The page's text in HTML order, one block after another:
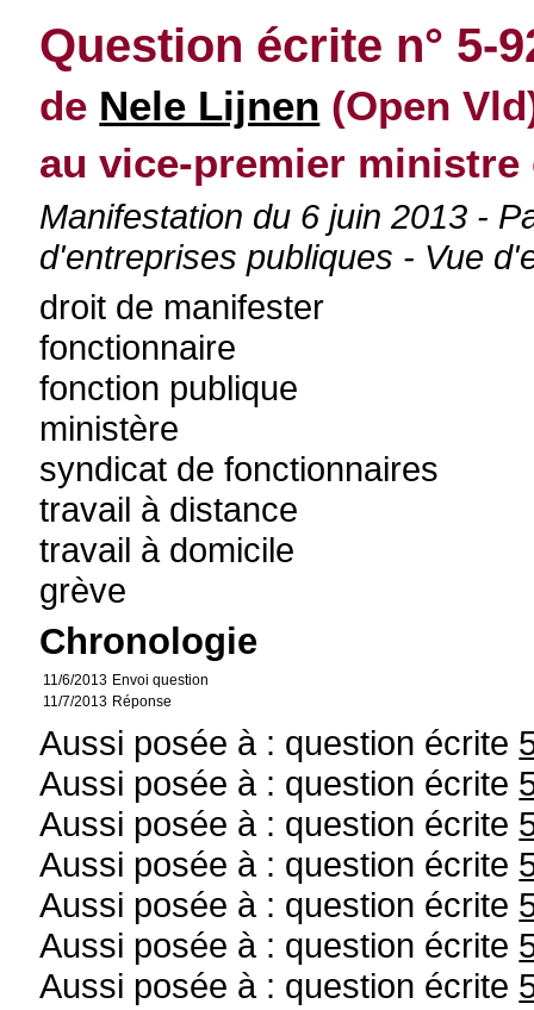
Question écrite n° 5-
de Nele Lijnen (Open
au vice-premier
Manifestation du 6 juin 2013 -
d'entreprises publiques - Vue
droit de manifester
fonctionnaire
fonction publique
ministère
syndicat de fonctionnaires
travail à distance
travail à domicile
grève
Chronologie
11/6/2013 Envoi question
11/7/2013 Réponse
Aussi posée à : question écrite
Aussi posée à : question écrite
Aussi posée à : question écrite
Aussi posée à : question écrite
Aussi posée à : question écrite
Aussi posée à : question écrite
Aussi posée à : question écrite